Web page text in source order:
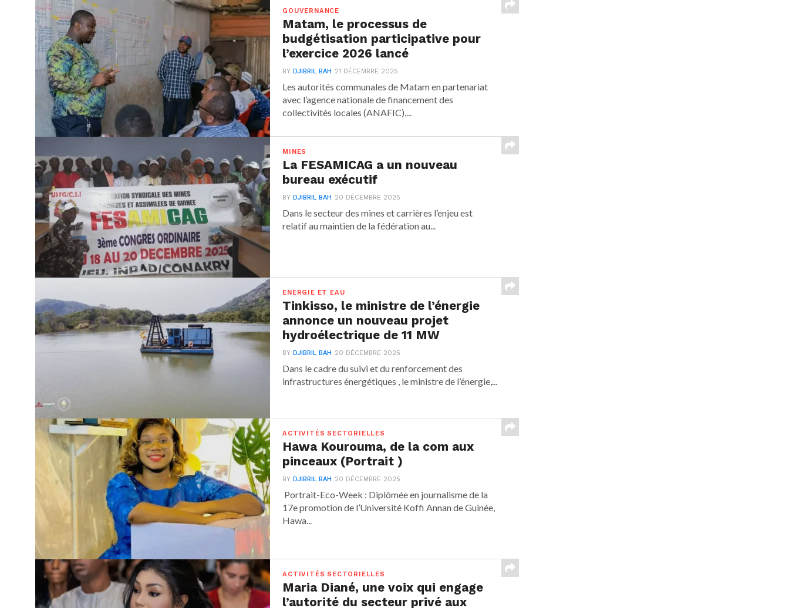
vulnérabilité aux chocs sanitaires,...
GOUVERNANCE
Matam, le processus de
budgétisation participative pour
l’exercice 2026 lancé
BY DJIBRIL BAH 21 DÉCEMBRE 2025
Les autorités communales de Matam en partenariat
avec l’agence nationale de financement des
collectivités locales (ANAFIC),...
MINES
La FESAMICAG a un nouveau
bureau exécutif
BY DJIBRIL BAH 20 DÉCEMBRE 2025
Dans le secteur des mines et carrières l’enjeu est
relatif au maintien de la fédération au...
ENERGIE ET EAU
Tinkisso, le ministre de l’énergie
annonce un nouveau projet
hydroélectrique de 11 MW
BY DJIBRIL BAH 20 DÉCEMBRE 2025
Dans le cadre du suivi et du renforcement des
infrastructures énergétiques , le ministre de l’énergie,...
ACTIVITÉS SECTORIELLES
Hawa Kourouma, de la com aux
pinceaux (Portrait )
BY DJIBRIL BAH 20 DÉCEMBRE 2025
Portrait-Eco-Week : Diplômée en journalisme de la
17e promotion de l’Université Koffi Annan de Guinée,
Hawa...
ACTIVITÉS SECTORIELLES
Maria Diané, une voix qui engage
l’autorité du secteur privé aux